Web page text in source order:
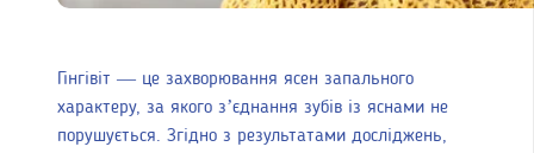
Гінгівіт — це захворювання ясен запального
характеру, за якого з’єднання зубів із яснами не
порушується. Згідно з результатами досліджень,